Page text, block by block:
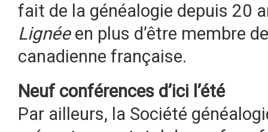
fait de la généalogie depuis 20
Lignéeen plus d’être membre
canadienne française.
Neuf conférences d’ici l’été
Par ailleurs, la Société